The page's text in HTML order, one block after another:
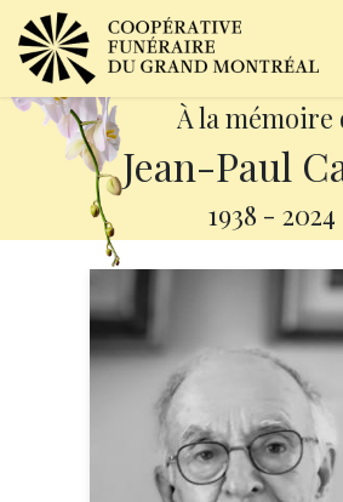
À la mémoire
Jean-Paul
1938 - 2024